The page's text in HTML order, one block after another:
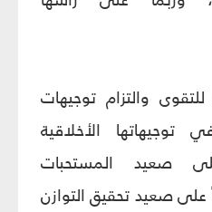
والتزام توجيهات
الأخلاقية
على صعيد المستحبات
على صعيد تحقيق التوازن